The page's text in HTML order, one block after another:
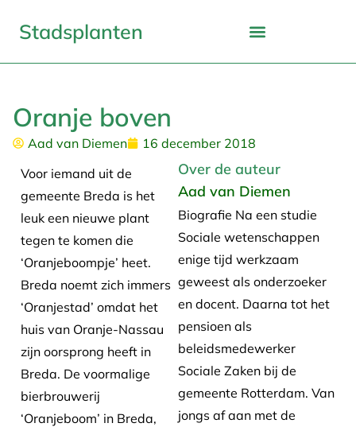
Stadsplanten
Oranje boven
Aad van Diemen
16 december 2018
Voor iemand uit de
gemeente Breda is het
leuk een nieuwe plant
tegen te komen die
‘Oranjeboompje’ heet.
Breda noemt zich immers
‘Oranjestad’ omdat het
huis van Oranje-Nassau
zijn oorsprong heeft in
Breda. De voormalige
bierbrouwerij
‘Oranjeboom’ in Breda,
Over de auteur
Aad van Diemen
Biografie Na een studie
Sociale wetenschappen
enige tijd werkzaam
geweest als onderzoeker
en docent. Daarna tot het
pensioen als
beleidsmedewerker
Sociale Zaken bij de
gemeente Rotterdam. Van
jongs af aan met de